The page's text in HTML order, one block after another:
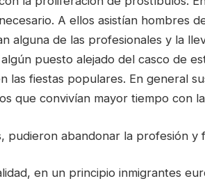
A ellos asistían hombres
alguna de las profesionales y la
puesto alejado del casco de
las fiestas populares. En general
que convivían mayor tiempo con
pudieron abandonar la profesión y
en un principio inmigrantes